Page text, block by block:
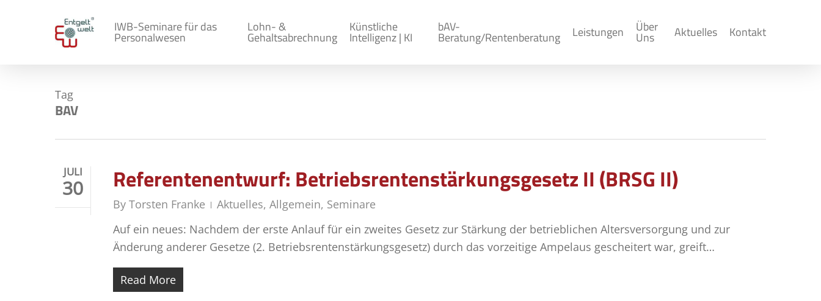
IWB-Seminare für das
Personalwesen
Lohn- &
Gehaltsabrechnung
Künstliche
Intelligenz | KI
bAV-
Beratung/Rentenberatung Leistungen Über
Uns Aktuelles Kontakt
Tag
BAV
JULI
30 Referentenentwurf: Betriebsrentenstärkungsgesetz II (BRSG II)
By Torsten Franke Aktuelles, Allgemein, Seminare
Auf ein neues: Nachdem der erste Anlauf für ein zweites Gesetz zur Stärkung der betrieblichen Altersversorgung und zur
Änderung anderer Gesetze (2. Betriebsrentenstärkungsgesetz) durch das vorzeitige Ampelaus gescheitert war, greift…
Read More